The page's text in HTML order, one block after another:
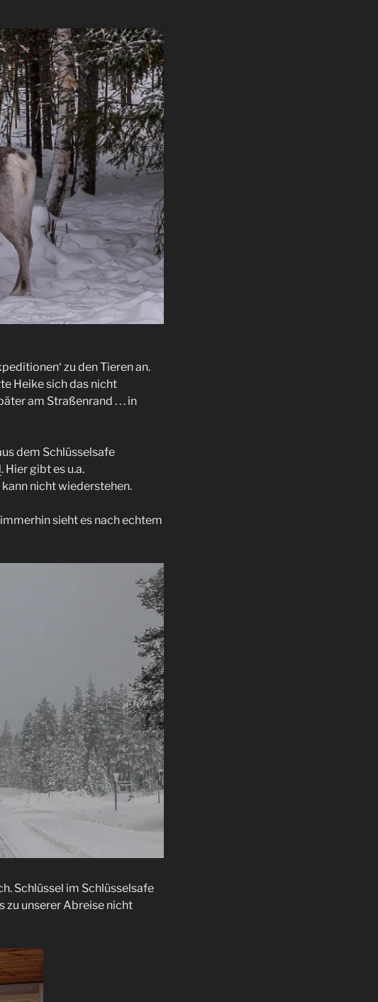
zu den Tieren an.
Heike sich das nicht
am Straßenrand . . . in
dem Schlüsselsafe
. Hier gibt es u.a.
nicht wiederstehen.
sieht es nach echtem
Schlüssel im Schlüsselsafe
zu unserer Abreise nicht